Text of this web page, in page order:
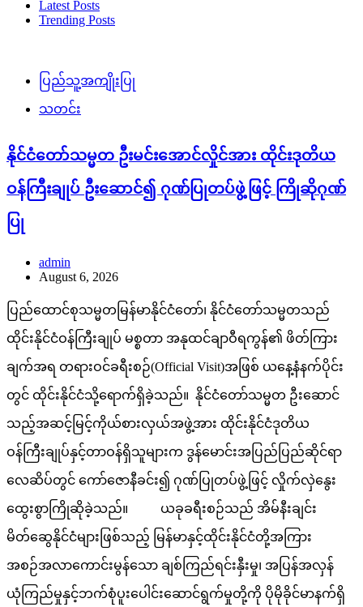
Latest Posts
Trending Posts
ပြည်သူ့အကျိုးပြု
သတင်း
နိုင်ငံတော်သမ္မတ ဦးမင်းအောင်လှိုင်အား ထိုင်းဒုတိယ
ဝန်ကြီးချုပ် ဦးဆောင်၍ ဂုဏ်ပြုတပ်ဖွဲ့ဖြင့် ကြိုဆိုဂုဏ်
ပြု
admin
August 6, 2026
ပြည်ထောင်စုသမ္မတမြန်မာနိုင်ငံတော်၊ နိုင်ငံတော်သမ္မတသည်
ထိုင်းနိုင်ငံဝန်ကြီးချုပ် မစ္စတာ အနုထင်ချာဝီရကွန်၏ ဖိတ်ကြား
ချက်အရ တရားဝင်ခရီးစဉ်(Official Visit)အဖြစ် ယနေ့နံနက်ပိုင်း
တွင် ထိုင်းနိုင်ငံသို့ရောက်ရှိခဲ့သည်။ နိုင်ငံတော်သမ္မတ ဦးဆောင်
သည့်အဆင့်မြင့်ကိုယ်စားလှယ်အဖွဲ့အား ထိုင်းနိုင်ငံဒုတိယ
ဝန်ကြီးချုပ်နှင့်တာဝန်ရှိသူများက ဒွန်မောင်းအပြည်ပြည်ဆိုင်ရာ
လေဆိပ်တွင် ကော်ဇောနီခင်း၍ ဂုဏ်ပြုတပ်ဖွဲ့ဖြင့် လှိုက်လှဲနွေး
ထွေးစွာကြိုဆိုခဲ့သည်။ ယခုခရီးစဉ်သည် အိမ်နီးချင်း
မိတ်ဆွေနိုင်ငံများဖြစ်သည့် မြန်မာနှင့်ထိုင်းနိုင်ငံတို့အကြား
အစဉ်အလာကောင်းမွန်သော ချစ်ကြည်ရင်းနှီးမှု၊ အပြန်အလှန်
ယုံကြည်မှုနှင့်ဘက်စုံပူးပေါင်းဆောင်ရွက်မှုတို့ကို ပိုမိုခိုင်မာနက်ရှိ